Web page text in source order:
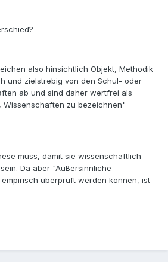
also hinsichtlich Objekt, Methodik
und zielstrebig von den Schul- oder
ab und sind daher wertfrei als
zu bezeichnen"
muss, damit sie wissenschaftlich
Da aber "Außersinnliche
überprüft werden können, ist